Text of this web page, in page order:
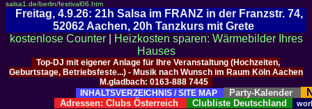
salsa1.de/berlin/festival06.htm
Freitag, 4.9.26: 21h Salsa im FRANZ in der Franzstr. 74,
52062 Aachen, 20h Tanzkurs mit Grete
kostenlose Counter|
Heizkosten sparen: Wärmebilder Ihres
Hauses
Top-DJ mit eigener Anlage für Ihre Veranstaltung (Hochzeiten,
Geburtstage, Betriebsfeste...) - Musik nach Wunsch im Raum Köln Aachen
M.gladbach: 0163-888 7445
INHALTSVERZEICHNIS / SITE MAP
Party-Kalender
Adressen: Clubs Österreich Clubliste Deutschland